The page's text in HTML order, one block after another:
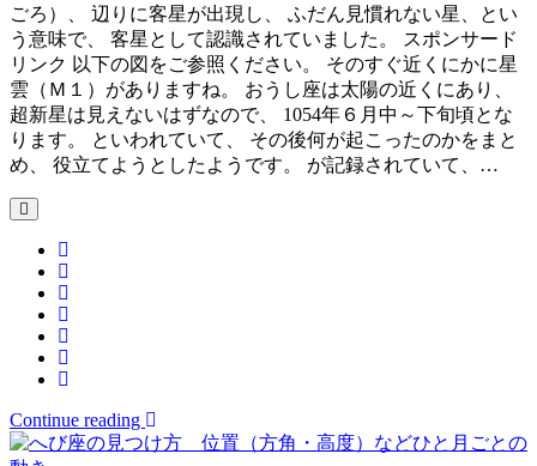
ごろ）、 辺りに客星が出現し、 ふだん見慣れない星、とい
う意味で、 客星として認識されていました。 スポンサード
リンク 以下の図をご参照ください。 そのすぐ近くにかに星
雲（Ｍ１）がありますね。 おうし座は太陽の近くにあり、
超新星は見えないはずなので、 1054年６月中～下旬頃とな
ります。 といわれていて、 その後何が起こったのかをまと
め、 役立てようとしたようです。 が記録されていて、…
Continue reading